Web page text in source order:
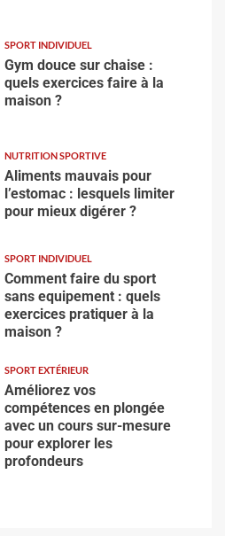
SPORT INDIVIDUEL
Gym douce sur chaise :
quels exercices faire à la
maison ?
NUTRITION SPORTIVE
Aliments mauvais pour
l’estomac : lesquels limiter
pour mieux digérer ?
SPORT INDIVIDUEL
Comment faire du sport
sans equipement : quels
exercices pratiquer à la
maison ?
SPORT EXTÉRIEUR
Améliorez vos
compétences en plongée
avec un cours sur-mesure
pour explorer les
profondeurs